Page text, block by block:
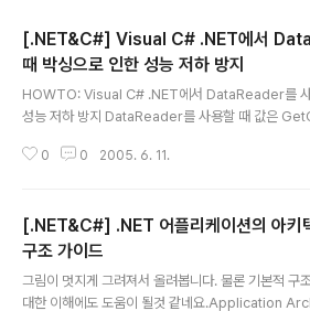
[.NET&C#] Visual C# .NET에서
때 박싱으로 인한 성능 저하 방지
HOWTO: Visual C# .NET에서 DataReader를 사
성능 저하 방지 DataReader를 사용할 때 값은
있다는 내용입니다. 그냥 dr[”some”] 으로 읽어 들여
0 0 2005. 6. 11.
[.NET&C#] .NET 어플리케이션의 아키텍처
구조 가이드
그림이 멋지게 그려져서 올려봅니다. 물론 기본적 구
대한 이해에도 도움이 될것 같네요.Application